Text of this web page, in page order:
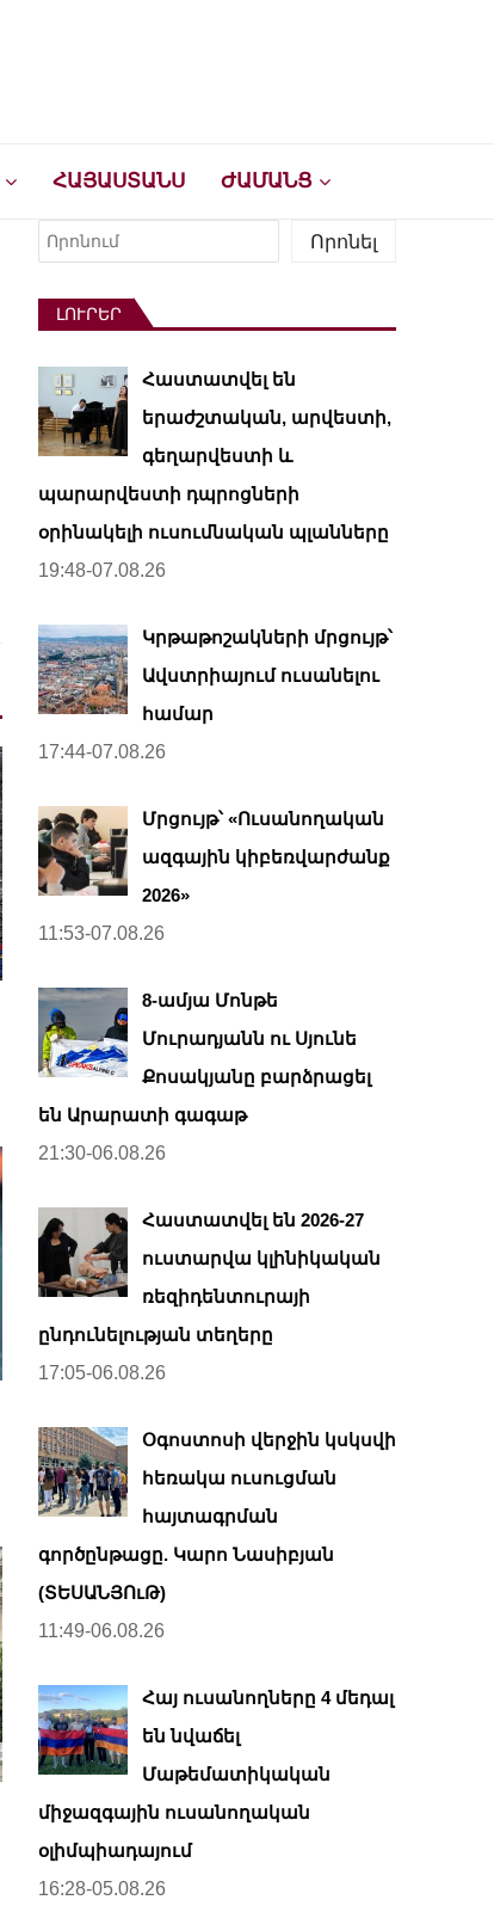
ՀԱՅԱՍՏԱՆՍ ԺԱՄԱՆՑ
Որոնել
Որոնել
ԼՈՒՐԵՐ
Հաստատվել են
երաժշտական, արվեստի,
գեղարվեստի և
պարարվեստի դպրոցների
օրինակելի ուսումնական պլանները
19:48-07.08.26
Կրթաթոշակների մրցույթ՝
Ավստրիայում ուսանելու
համար
17:44-07.08.26
Մրցույթ՝ «Ուսանողական
ազգային կիբեռվարժանք
2026»
11:53-07.08.26
8-ամյա Մոնթե
Մուրադյանն ու Սյունե
Քոսակյանը բարձրացել
են Արարատի գագաթ
21:30-06.08.26
Հաստատվել են 2026-27
ուստարվա կլինիկական
ռեզիդենտուրայի
ընդունելության տեղերը
17:05-06.08.26
Օգոստոսի վերջին կսկսվի
հեռակա ուսուցման
հայտագրման
գործընթացը. Կարո Նասիբյան
(ՏԵՍԱՆՅՈւԹ)
11:49-06.08.26
Հայ ուսանողները 4 մեդալ
են նվաճել
Մաթեմատիկական
միջազգային ուսանողական
օլիմպիադայում
16:28-05.08.26